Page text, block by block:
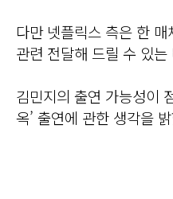
다만 넷플릭스 측은 한
관련 전달해 드릴 수 있
김민지의 출연 가능성이
옥’ 출연에 관한 생각을